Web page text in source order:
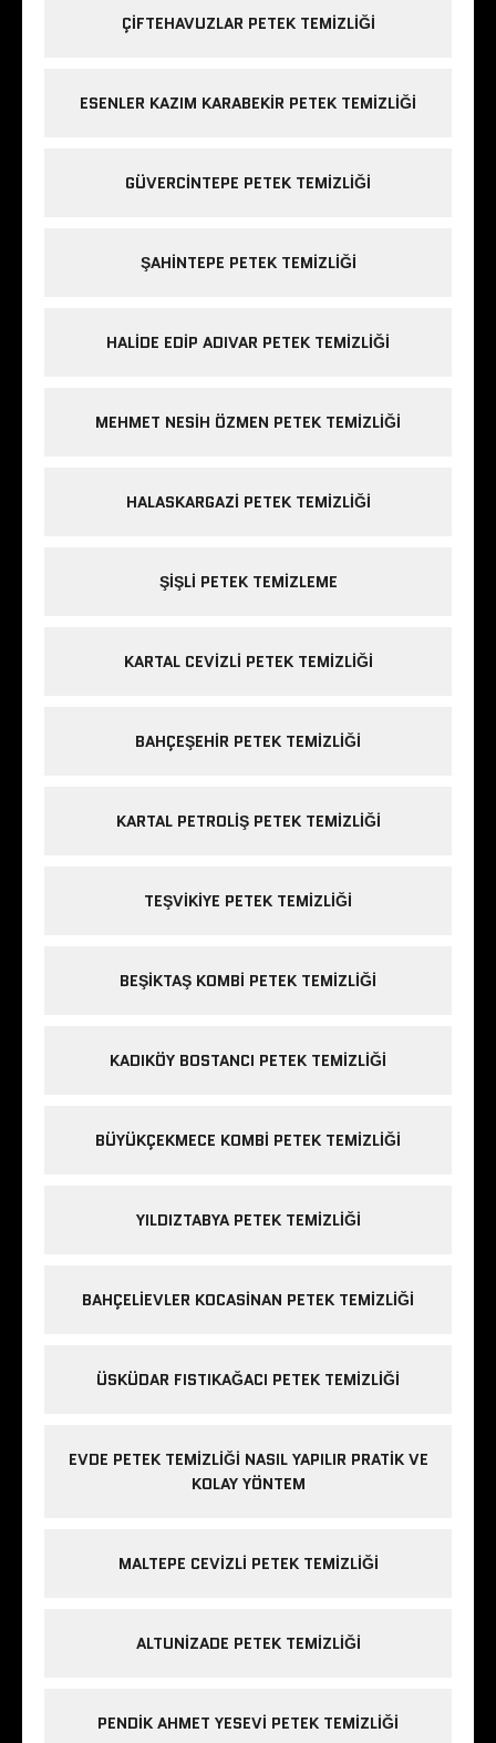
ÇIFTEHAVUZLAR PETEK TEMIZLIĞI
ESENLER KAZIM KARABEKIR PETEK TEMIZLIĞI
GÜVERCINTEPE PETEK TEMIZLIĞI
ŞAHINTEPE PETEK TEMIZLIĞI
HALIDE EDIP ADIVAR PETEK TEMIZLIĞI
MEHMET NESIH ÖZMEN PETEK TEMIZLIĞI
HALASKARGAZI PETEK TEMIZLIĞI
ŞIŞLI PETEK TEMIZLEME
KARTAL CEVIZLI PETEK TEMIZLIĞI
BAHÇEŞEHIR PETEK TEMIZLIĞI
KARTAL PETROLIŞ PETEK TEMIZLIĞI
TEŞVIKIYE PETEK TEMIZLIĞI
BEŞIKTAŞ KOMBI PETEK TEMIZLIĞI
KADIKÖY BOSTANCI PETEK TEMIZLIĞI
BÜYÜKÇEKMECE KOMBI PETEK TEMIZLIĞI
YILDIZTABYA PETEK TEMIZLIĞI
BAHÇELIEVLER KOCASINAN PETEK TEMIZLIĞI
ÜSKÜDAR FISTIKAĞACI PETEK TEMIZLIĞI
EVDE PETEK TEMIZLIĞI NASIL YAPILIR PRATIK VE
KOLAY YÖNTEM
MALTEPE CEVIZLI PETEK TEMIZLIĞI
ALTUNIZADE PETEK TEMIZLIĞI
PENDIK AHMET YESEVI PETEK TEMIZLIĞI